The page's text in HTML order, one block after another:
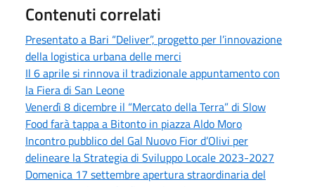
Contenuti correlati
Presentato a Bari “Deliver”, progetto per l’innovazione
della logistica urbana delle merci
Il 6 aprile si rinnova il tradizionale appuntamento con
la Fiera di San Leone
Venerdì 8 dicembre il “Mercato della Terra” di Slow
Food farà tappa a Bitonto in piazza Aldo Moro
Incontro pubblico del Gal Nuovo Fior d’Olivi per
delineare la Strategia di Sviluppo Locale 2023-2027
Domenica 17 settembre apertura straordinaria del